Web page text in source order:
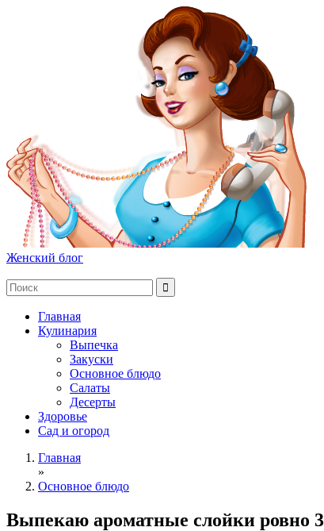
Женский блог
Главная
Кулинария
Выпечка
Закуски
Основное блюдо
Салаты
Десерты
Здоровье
Сад и огород
Главная
»
Основное блюдо
Выпекаю ароматные слойки ровно